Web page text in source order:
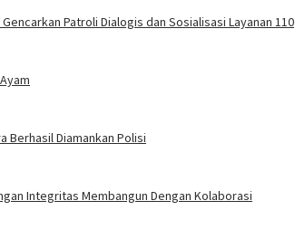
Patroli Dialogis dan Sosialisasi Layanan 110
Berhasil Diamankan Polisi
Integritas Membangun Dengan Kolaborasi